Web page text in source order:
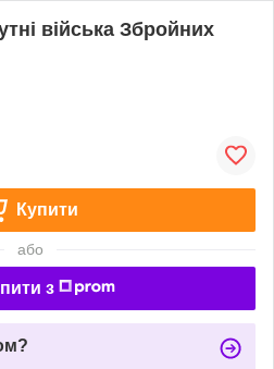
війська Збройних
Купити
або
з